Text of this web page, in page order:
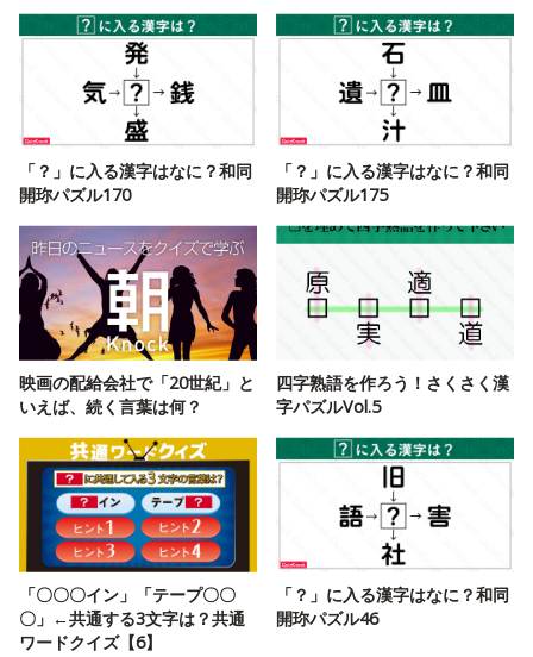
「？」に入る漢字はなに？和同
開珎パズル170
「？」に入る漢字はなに？和同
開珎パズル175
映画の配給会社で「20世紀」と
いえば、続く言葉は何？
四字熟語を作ろう！さくさく漢
字パズルVol.5
「〇〇〇イン」「テープ〇〇
〇」←共通する3文字は？共通
ワードクイズ【6】
「？」に入る漢字はなに？和同
開珎パズル46